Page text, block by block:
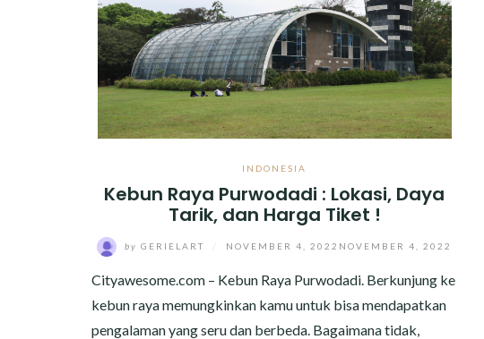
INDONESIA
Kebun Raya Purwodadi : Lokasi, Daya
Tarik, dan Harga Tiket !
by GERIELART NOVEMBER 4, 2022 NOVEMBER 4, 2022
Cityawesome.com – Kebun Raya Purwodadi. Berkunjung ke
kebun raya memungkinkan kamu untuk bisa mendapatkan
pengalaman yang seru dan berbeda. Bagaimana tidak,